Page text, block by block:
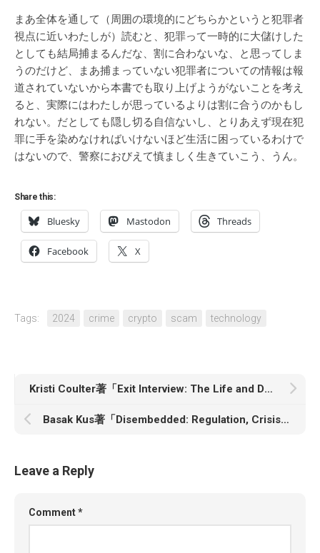
まあ全体を通して（周囲の環境的にどちらかというと犯罪者
視点に近いわたしが）読むと、犯罪って一時的に大儲けした
としても結局捕まるんだな、割に合わないな、と思ってしま
うのだけど、まあ捕まっていない犯罪者についての情報は報
道されていないから本書でも取り上げようがないことを考え
ると、実際にはわたしが思っているよりは割に合うのかもし
れない。だとしても隠し切る自信ないし、とりあえず現在犯
罪に手を染めなければいけないほど生活に困っているわけで
はないので、警察におびえて慎ましく生きていこう、うん。
Share this:
Bluesky Mastodon Threads
Facebook X
Tags: 2024 crime crypto scam technology
Kristi Coulter著「Exit Interview: The Life and Death of My Ambitious Career」
Basak Kus著「Disembedded: Regulation, Crisis, and Democracy in the Age of Finance」
Leave a Reply
Comment*